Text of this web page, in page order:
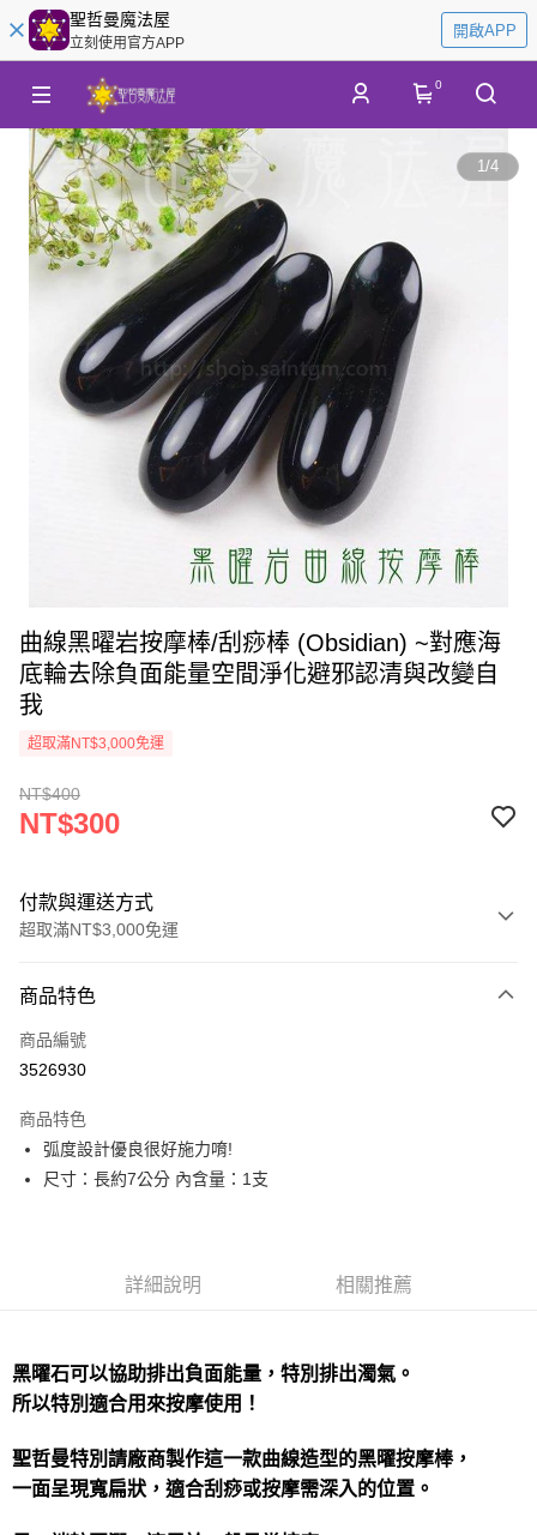
聖哲曼魔法屋
立刻使用官方APP
開啟APP
0
1/4
曲線黑曜岩按摩棒/刮痧棒 (Obsidian) ~對應海
底輪去除負面能量空間淨化避邪認清與改變自
我
超取滿NT$3,000免運
NT$400
NT$300
付款與運送方式
超取滿NT$3,000免運
信用卡一次付款
超商取貨付款
Apple Pay
街口支付
全家取貨付款
每筆NT$80，滿NT$3,000(含以上)免運費
7-11取貨付款
每筆NT$80，滿NT$3,000(含以上)免運費
賣家宅配幫您送（台灣）
商品特色
商品編號
3526930
商品特色
弧度設計優良很好施力唷!
尺寸：長約7公分 內含量：1支
詳細說明 相關推薦
黑曜石可以協助排出負面能量，特別排出濁氣。
所以特別適合用來按摩使用！
聖哲曼特別請廠商製作這一款曲線造型的黑曜按摩棒，
一面呈現寬扁狀，適合刮痧或按摩需深入的位置。